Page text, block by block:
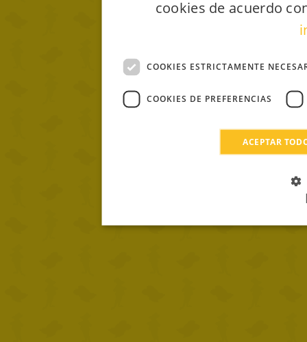
cookies de acuerdo
COOKIES ESTRICTAMENTE
COOKIES DE PREFERENCIAS
ACEPTAR